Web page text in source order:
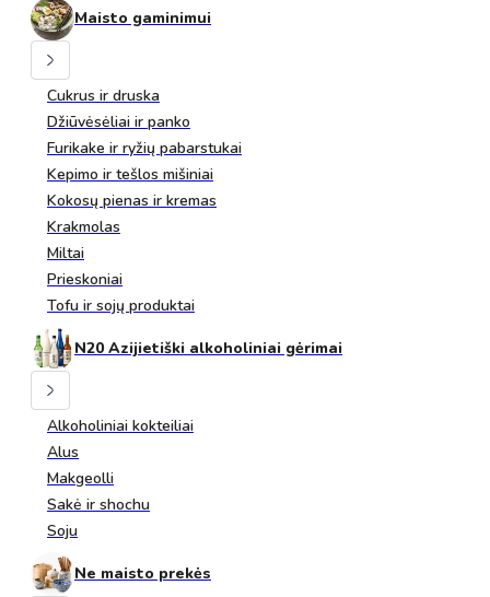
Maisto gaminimui
Cukrus ir druska
Džiūvėsėliai ir panko
Furikake ir ryžių pabarstukai
Kepimo ir tešlos mišiniai
Kokosų pienas ir kremas
Krakmolas
Miltai
Prieskoniai
Tofu ir sojų produktai
N20 Azijietiški alkoholiniai gėrimai
Alkoholiniai kokteiliai
Alus
Makgeolli
Sakė ir shochu
Soju
Ne maisto prekės